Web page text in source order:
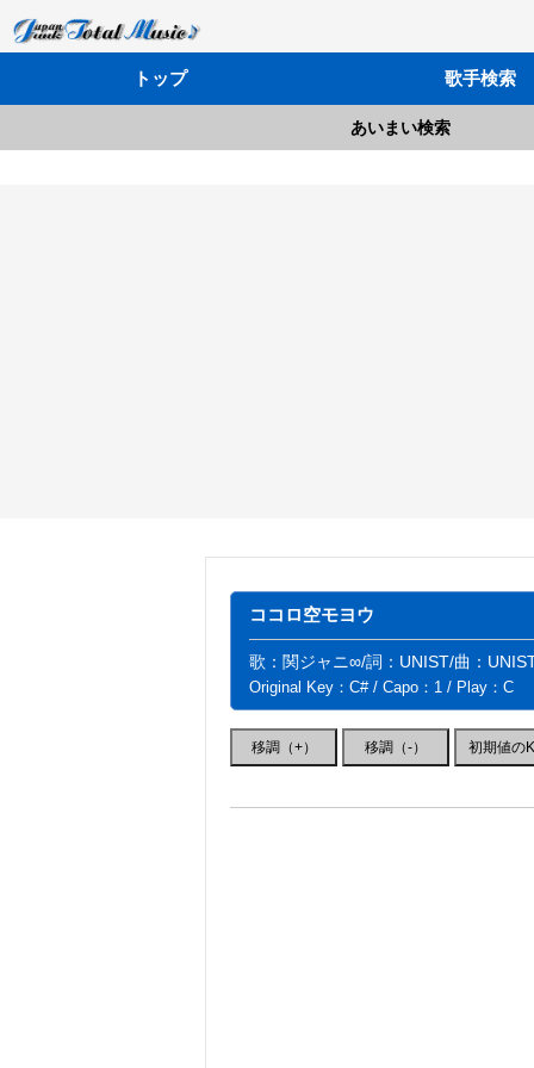
トップ 歌手検索
あいまい検索
ココロ空モヨウ
歌：関ジャニ∞/詞：UNIST/曲：
Original Key：C# / Capo：1 / Play：C